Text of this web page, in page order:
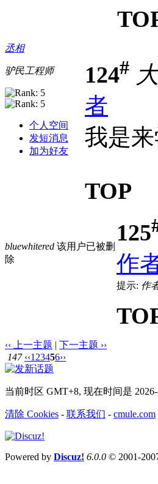
丞相
驴民工程师
个人空间
发短消息
加为好友
124# 大
者
我是
TOP
bluewhitered 该用户已被删
除
125
作
提示: 作
‹‹ 上一主题 | 下一主题 ››
147 ‹‹1 23456››
当前时区 GMT+8, 现在时间是 2026-
清除 Cookies - 联系我们 - cmule.com
Powered by Discuz! 6.0.0 © 2001-